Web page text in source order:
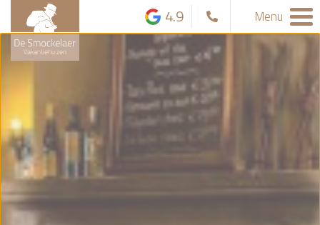
4.9 Menu